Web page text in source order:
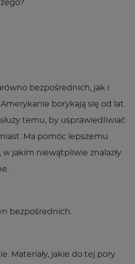
bezpośrednich, jak i
borykają się od lat.
temu, by usprawiedliwiać
Ma pomóc lepszemu
jakim niewątpliwie znalazły
bezpośrednich.
Materiały, jakie do tej pory